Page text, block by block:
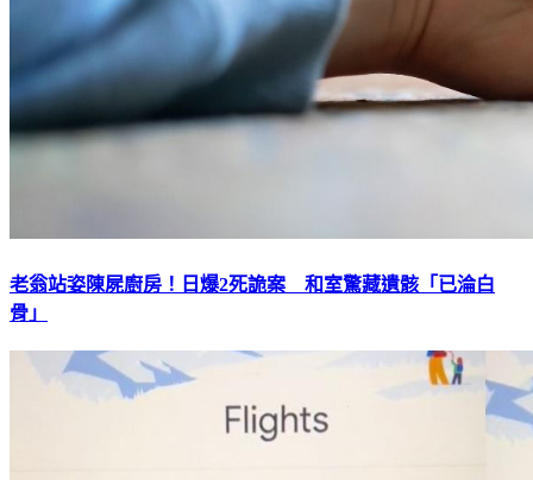
老翁站姿陳屍廚房！日爆2死詭案 和室驚藏遺骸「已淪白
骨」